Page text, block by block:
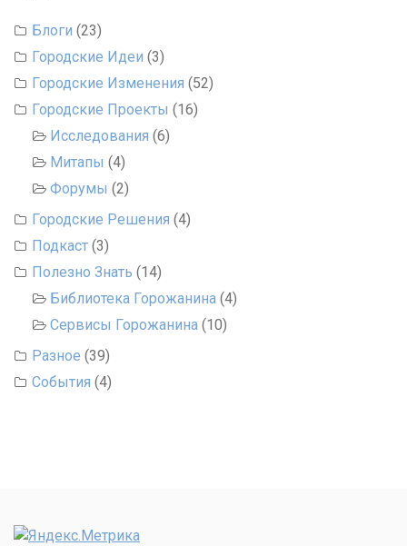
Блоги (23)
Городские Идеи (3)
Городские Изменения (52)
Городские Проекты (16)
Исследования (6)
Митапы (4)
Форумы (2)
Городские Решения (4)
Подкаст (3)
Полезно Знать (14)
Библиотека Горожанина (4)
Сервисы Горожанина (10)
Разное (39)
События (4)